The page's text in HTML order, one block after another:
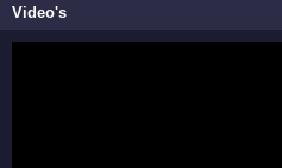
Video's